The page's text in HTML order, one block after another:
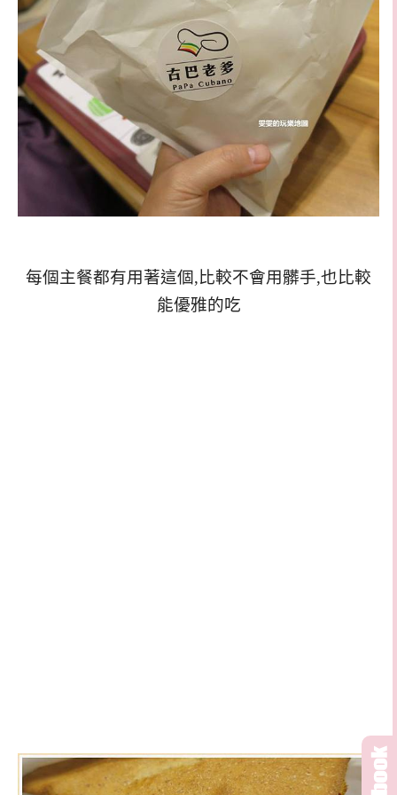
每個主餐都有用著這個,比較不會用髒手,也比較
能優雅的吃